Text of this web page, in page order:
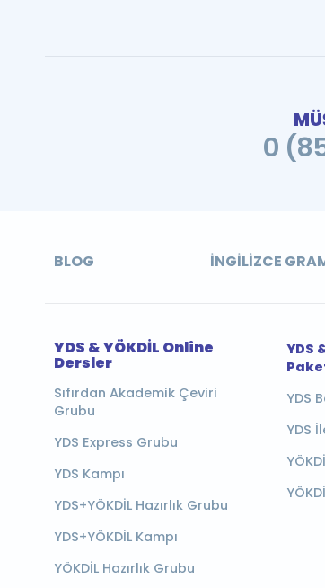
0
BLOG İNGILIZCE
YDS & YÖKDİL Online
Dersler
Sıfırdan Akademik Çeviri
Grubu
YDS Express Grubu
YDS Kampı
YDS+YÖKDİL Hazırlık Grubu
YDS+YÖKDİL Kampı
YÖKDİL Hazırlık Grubu
YDS
YDS
YDS